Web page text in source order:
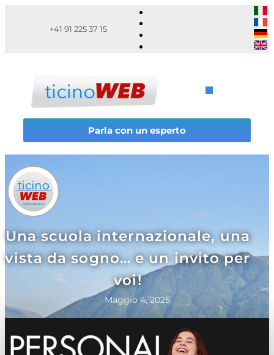
+41 91 225 37 15
Parla con un esperto
Una scuola internazionale, una
vista da sogno… e un invito per
voi!
Maggio 4, 2025